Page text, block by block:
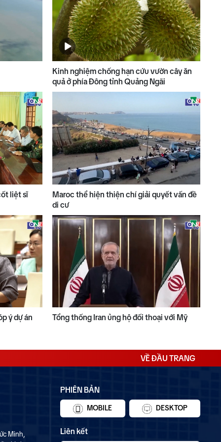
Kinh nghiệm chống hạn cứu vườn cây ăn
quả ở phía Đông tỉnh Quảng Ngãi
liệt sĩ
Maroc thể hiện thiện chí giải quyết vấn đề
di cư
ý dự án Tổng thống Iran ủng hộ đối thoại với Mỹ
VỀ ĐẦU TRANG
Minh,
PHIÊN BẢN
MOBILE DESKTOP
Liên kết